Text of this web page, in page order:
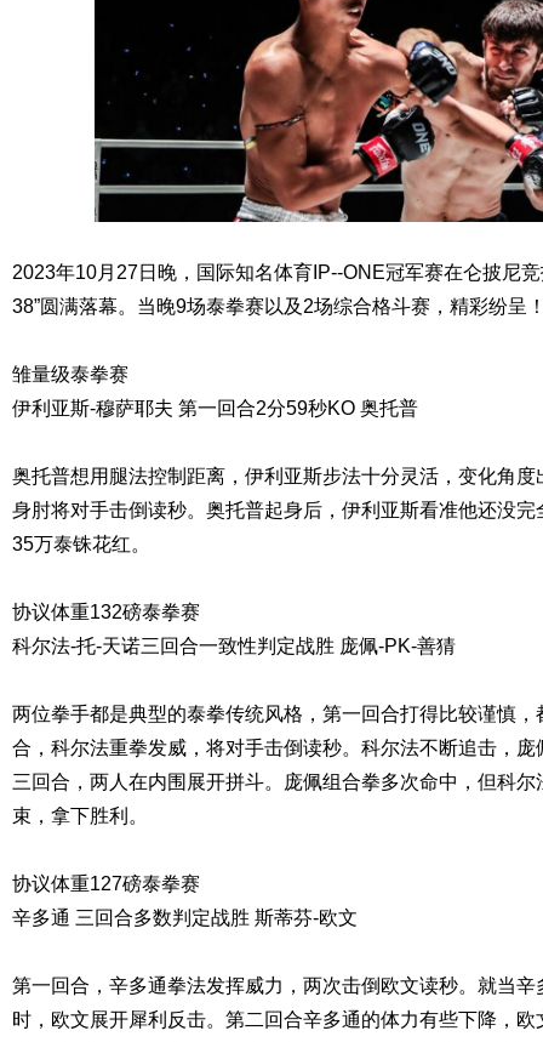
2023年10月27日晚，国际知名体育IP--ONE冠军赛在仑披尼
38”圆满落幕。当晚9场泰拳赛以及2场综合格斗赛，精彩纷呈
雏量级泰拳赛
伊利亚斯-穆萨耶夫 第一回合2分59秒KO 奥托普
奥托普想用腿法控制距离，伊利亚斯步法十分灵活，变化角
身肘将对手击倒读秒。奥托普起身后，伊利亚斯看准他还没
35万泰铢花红。
协议体重132磅泰拳赛
科尔法-托-天诺三回合一致性判定战胜 庞佩-PK-善猜
两位拳手都是典型的泰拳传统风格，第一回合打得比较谨慎
合，科尔法重拳发威，将对手击倒读秒。科尔法不断追击，
三回合，两人在内围展开拼斗。庞佩组合拳多次命中，但科
束，拿下胜利。
协议体重127磅泰拳赛
辛多通 三回合多数判定战胜 斯蒂芬-欧文
第一回合，辛多通拳法发挥威力，两次击倒欧文读秒。就当
时，欧文展开犀利反击。第二回合辛多通的体力有些下降，